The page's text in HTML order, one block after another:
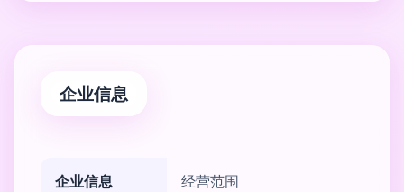
企业信息
企业信息 经营范围